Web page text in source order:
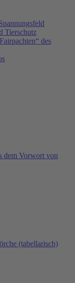
Tierschutz
des
dem Vorwort von
(tabellarisch)